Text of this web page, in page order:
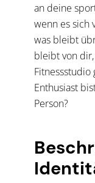
an deine
wenn es sich
was bleibt
bleibt von
Fitnessstudio
Enthusiast
Person?